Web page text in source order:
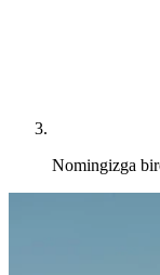
Nomingizga